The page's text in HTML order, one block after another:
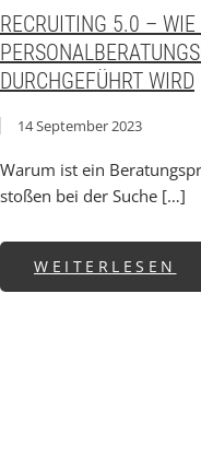
RECRUITING 5.0 – WIE
DURCHGEFÜHRT WIRD
14 September 2023
Warum ist ein
stoßen bei der Suche […]
WEITERLESEN